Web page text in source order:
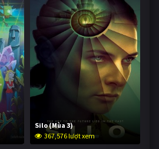
Silo (Mùa 3)
367,576 lượt xem